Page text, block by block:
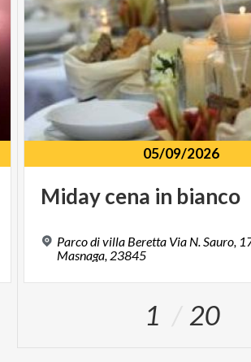
05/09/2026
Midaycena in bianco
Parco di villa Beretta Via N. Sauro,
Masnaga, 23845
1 20